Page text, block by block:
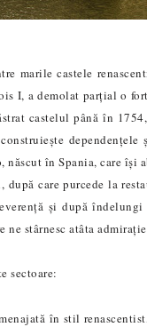
marile castele
I, a demolat parțial o
castelul până în
în Spania, care își
care purcede la
și după
ne stârnesc atâta
sectoare:
în stil